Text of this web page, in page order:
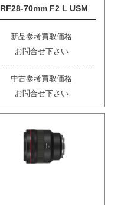
RF28-70mm F2 L USM
新品参考買取価格
お問合せ下さい
中古参考買取価格
お問合せ下さい